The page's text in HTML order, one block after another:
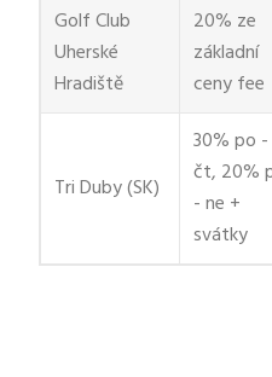
Golf Club
Uherské
Hradiště
20% ze
základní
ceny fee
Tri Duby (SK)
30% po -
čt, 20%
- ne +
svátky